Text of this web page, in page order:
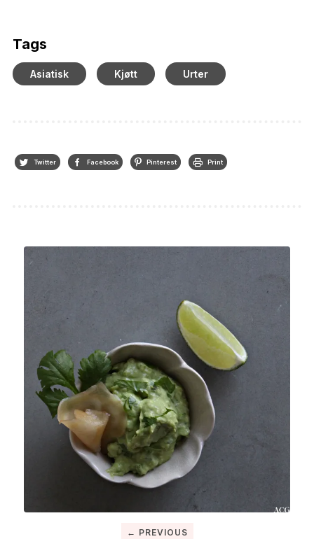
Tags
Asiatisk Kjøtt Urter
Twitter Facebook Pinterest Print
← PREVIOUS